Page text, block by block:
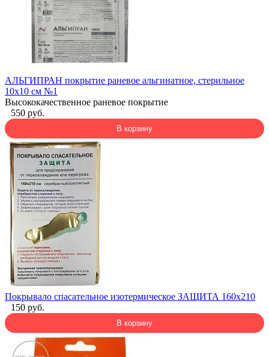
АЛЬГИПРАН покрытие раневое альгинатное, стерильное
10х10 см №1
Высококачественное раневое покрытие
550 руб.
В корзину
Покрывало спасательное изотермическое ЗАЩИТА 160х210
150 руб.
В корзину